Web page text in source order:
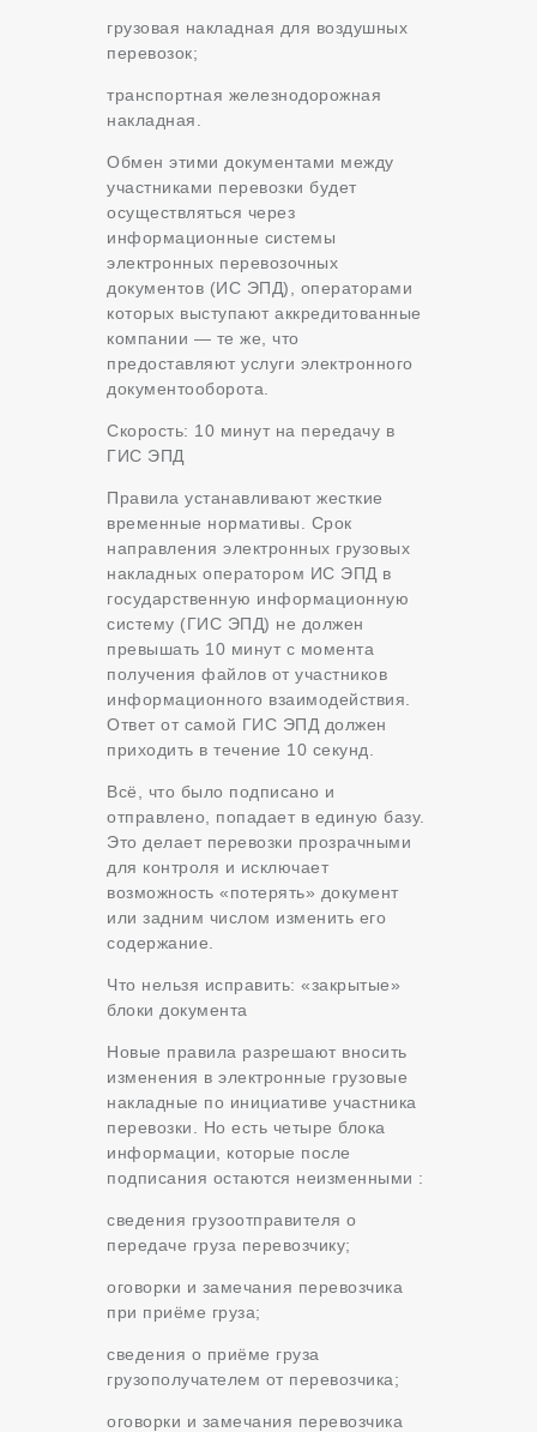
грузовая накладная для воздушных
перевозок;
транспортная железнодорожная
накладная.
Обмен этими документами между
участниками перевозки будет
осуществляться через
информационные системы
электронных перевозочных
документов (ИС ЭПД), операторами
которых выступают аккредитованные
компании — те же, что
предоставляют услуги электронного
документооборота.
Скорость: 10 минут на передачу в
ГИС ЭПД
Правила устанавливают жесткие
временные нормативы. Срок
направления электронных грузовых
накладных оператором ИС ЭПД в
государственную информационную
систему (ГИС ЭПД) не должен
превышать 10 минут с момента
получения файлов от участников
информационного взаимодействия.
Ответ от самой ГИС ЭПД должен
приходить в течение 10 секунд.
Всё, что было подписано и
отправлено, попадает в единую базу.
Это делает перевозки прозрачными
для контроля и исключает
возможность «потерять» документ
или задним числом изменить его
содержание.
Что нельзя исправить: «закрытые»
блоки документа
Новые правила разрешают вносить
изменения в электронные грузовые
накладные по инициативе участника
перевозки. Но есть четыре блока
информации, которые после
подписания остаются неизменными :
сведения грузоотправителя о
передаче груза перевозчику;
оговорки и замечания перевозчика
при приёме груза;
сведения о приёме груза
грузополучателем от перевозчика;
оговорки и замечания перевозчика